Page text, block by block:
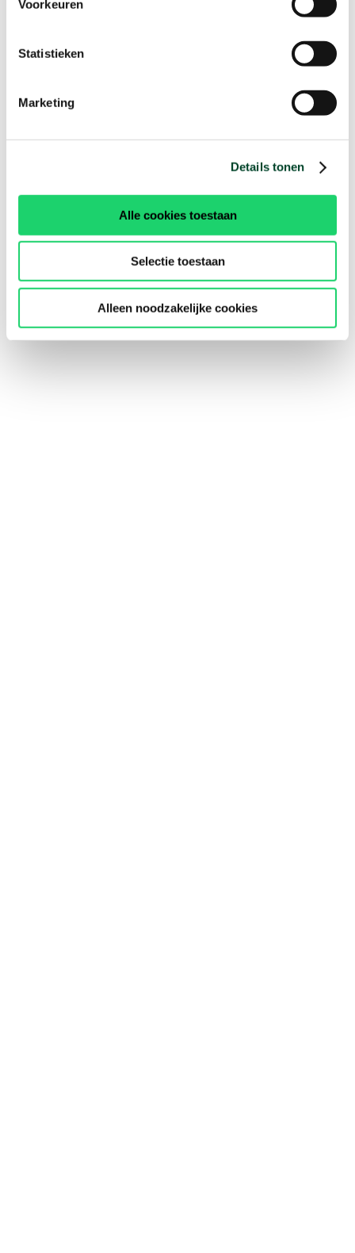
Voorkeuren
Statistieken
Marketing
Details tonen
Alle cookies toestaan
Selectie toestaan
Alleen noodzakelijke cookies